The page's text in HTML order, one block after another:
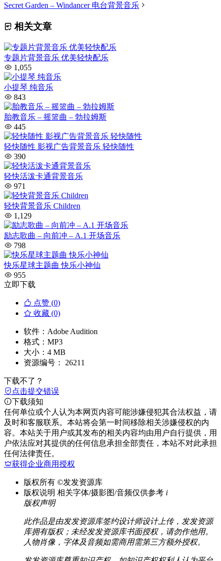
Secret Garden – Windancer 电台背景音乐
相关文章
专题片背景音乐 优美轻快配乐
1,055
小提琴 纯音乐
843
胎教音乐 – 摇篮曲 – 勃拉姆斯
445
轻快随性 影视广告背景音乐 轻快随性
390
轻快活泼卡通背景音乐
971
轻快背景音乐 Children
1,129
励志歌曲 – 向前冲 – A.1 开场音乐
798
快乐星球主题曲 快乐小神仙
955
立即下载
点赞 (0)
收藏 (0)
软件： Adobe Audition
格式： MP3
大小： 4 MB
资源编号： 26211
下载不了？
点击提交错误
下载须知
任何单位或个人认为本网页内容可能涉嫌侵犯其合法权益，请
及时和客服联系。本站将会第一时间移除相关涉嫌侵权的内
容。本站关于用户或其发布的相关内容均由用户自行提供，用
户依法应对其提供的任何信息承担全部责任，本站不对此承担
任何法律责任。
获得企业商用授权
版权所有 ©发发资源库
版权说明 相关字体/摄影图/音频仅供参考 i
版权声明
此作品是由发发资源库签约设计师设计上传，发发资源
库拥有版权；未经发发资源库书面授权，请勿作他用。
人物肖像，字体及音频如需商用需第三方额外授权。